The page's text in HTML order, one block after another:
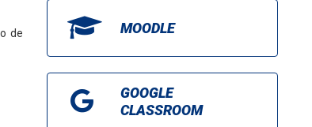
de
MOODLE
GOOGLE
CLASSROOM